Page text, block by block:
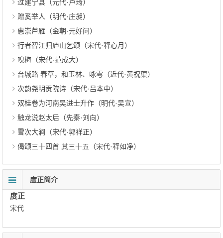
过建宁县（元代·卢琦）
赠奚举人（明代·庄昶）
惠崇芦雁（金朝·元好问）
行者智江归庐山乞颂（宋代·释心月）
嗅梅（宋代·范成大）
台城路 春草，和玉林、咏雩（近代·黄祝蕖）
次韵尧明贡院诗（宋代·吕本中）
双桂卷为河南吴进士升作（明代·吴宣）
触龙说赵太后（先秦·刘向）
雪次大涧（宋代·郭祥正）
偈颂三十四首 其三十五（宋代·释如净）
度正简介
度正
宋代